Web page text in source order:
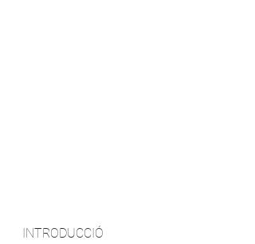
INTRODUCCIÓ